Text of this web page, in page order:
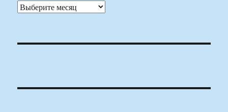
Архивы